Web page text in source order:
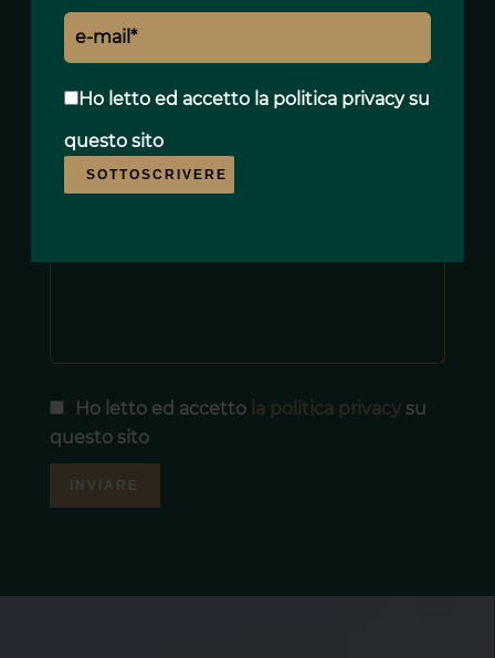
Ho letto ed accetto la politica privacysu
questo sito
SOTTOSCRIVERE
Telefono *
Ho letto ed accetto la politica privacysu
questo sito
INVIARE